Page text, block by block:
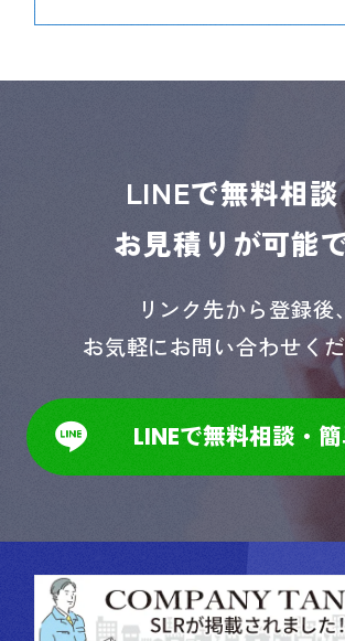
LINEで無料相
お見積りが可能
リンク先から登録後、
お気軽にお問い合わせく
LINEで無料相談・